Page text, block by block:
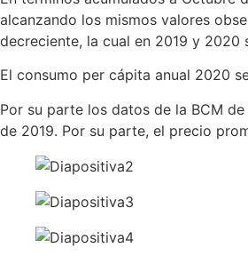
alcanzando los mismos valores
decreciente, la cual en 2019 y 2020
El consumo per cápita anual 2020
Por su parte los datos de la BCM
de 2019. Por su parte, el precio